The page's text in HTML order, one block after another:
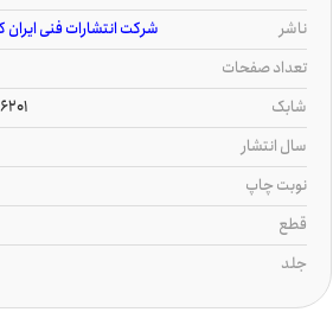
ناشر
شرکت انتشارات فنی ایران
تعداد صفحات
شابک
سال انتشار
نوبت چاپ
قطع
جلد